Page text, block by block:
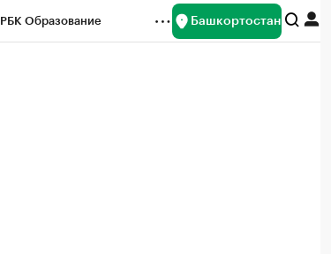
РБК Образование Башкортостан